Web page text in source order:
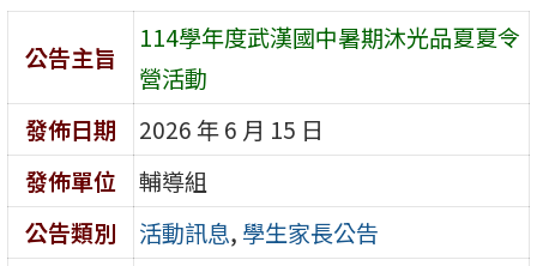
公告主旨
114學年度武漢國中暑期沐光品夏夏令
營活動
發佈日期
2026 年 6 月 15 日
發佈單位
輔導組
公告類別
活動訊息, 學生家長公告